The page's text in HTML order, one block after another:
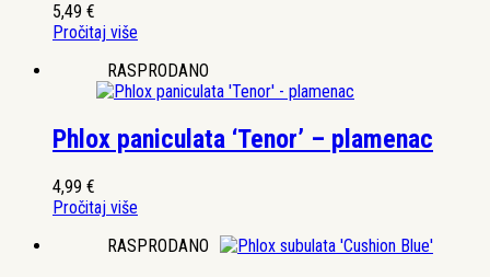
5,49 €
Pročitaj više
RASPRODANO
Phlox paniculata ‘Tenor’ – plamenac
4,99 €
Pročitaj više
RASPRODANO